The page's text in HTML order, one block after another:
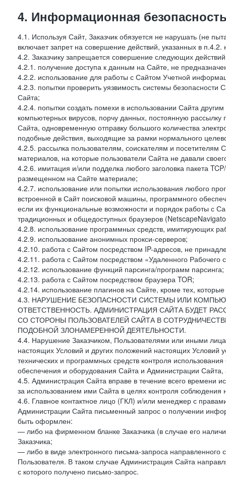
4. Информационная
4.1. Используя Сайт, Заказчик обязуется не нарушать (не
включает запрет на совершение действий, указанных в
4.2. Заказчику запрещается совершение следующих
4.2.1. получение доступа к данным на Сайте, не
4.2.2. использование для работы с Сайтом Учетной
4.2.3. попытки проверить уязвимость системы
Сайта;
4.2.4. попытки создать помехи в использовании Сайта
компьютерных вирусов, порчу данных, постоянную
Сайта, одновременную отправку большого количества
подобные действия, выходящие за рамки нормального
4.2.5. рассылка пользователям, соискателям и
материалов, на которые пользователи Сайта не давали
4.2.6. имитация и/или подделка любого заголовка пакета
размещенном на Сайте материале;
4.2.7. использование или попытки использования любого
встроенной в Сайт поисковой машины, программного
если их функциональные возможности и порядок работы с
традиционных и общедоступных браузеров
4.2.8. использование программных средств, имитирующих
4.2.9. использование анонимных прокси-серверов;
4.2.10. работа с Сайтом посредством IP-адресов, не
4.2.11. работа с Сайтом посредством «Удаленного Рабочего
4.2.12. использование функций парсинга/программ парсинга;
4.2.13. работа с Сайтом посредством браузера TOR;
4.2.14. использование плагинов на Сайте, кроме тех,
4.3. НАРУШЕНИЕ БЕЗОПАСНОСТИ СИСТЕМЫ ИЛИ
ОТВЕТСТВЕННОСТЬ. АДМИНИСТРАЦИЯ САЙТА БУДЕТ
СО СТОРОНЫ ПОЛЬЗОВАТЕЛЕЙ САЙТА В
ПОДОБНОЙ ЗЛОНАМЕРЕННОЙ ДЕЯТЕЛЬНОСТИ.
4.4. Нарушение Заказчиком, Пользователями или иными
настоящих Условий и других положений настоящих Условий
технических и программных средств контроля
обеспечения и оборудования Сайта и Администрации
4.5. Администрация Сайта вправе в течение всего времени
за использованием ими Сайта в целях контроля
4.6. Главное контактное лицо (ГКЛ) и/или менеджер с
Администрации Сайта письменный запрос о получении
быть оформлен:
— либо на фирменном бланке Заказчика (в случае его
Заказчика;
— либо в виде электронного письма-запроса направленного
Пользователя. В таком случае Администрация Сайта
с которого получено письмо-запрос.